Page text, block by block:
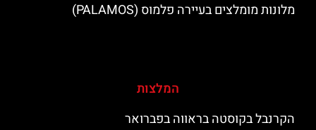
מלונות מומלצים בעיירה פלמוס (PALAMOS)
המלצות
הקרנבל בקוסטה בראווה בפברואר